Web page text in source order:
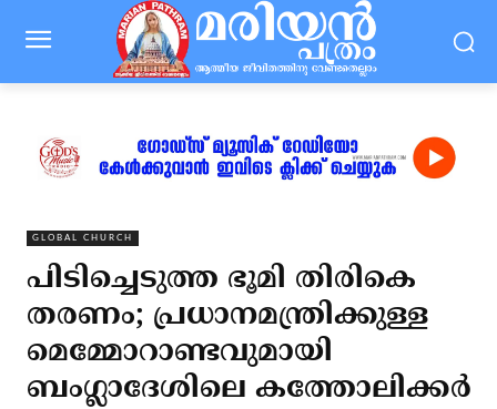
GLOBAL CHURCH
പിടിച്ചെടുത്ത ഭൂമി തിരികെ
തരണം; പ്രധാനമന്ത്രിക്കുള്ള
മെമ്മോറാണ്ടവുമായി
ബംഗ്ലാദേശിലെ കത്തോലിക്കര്‍